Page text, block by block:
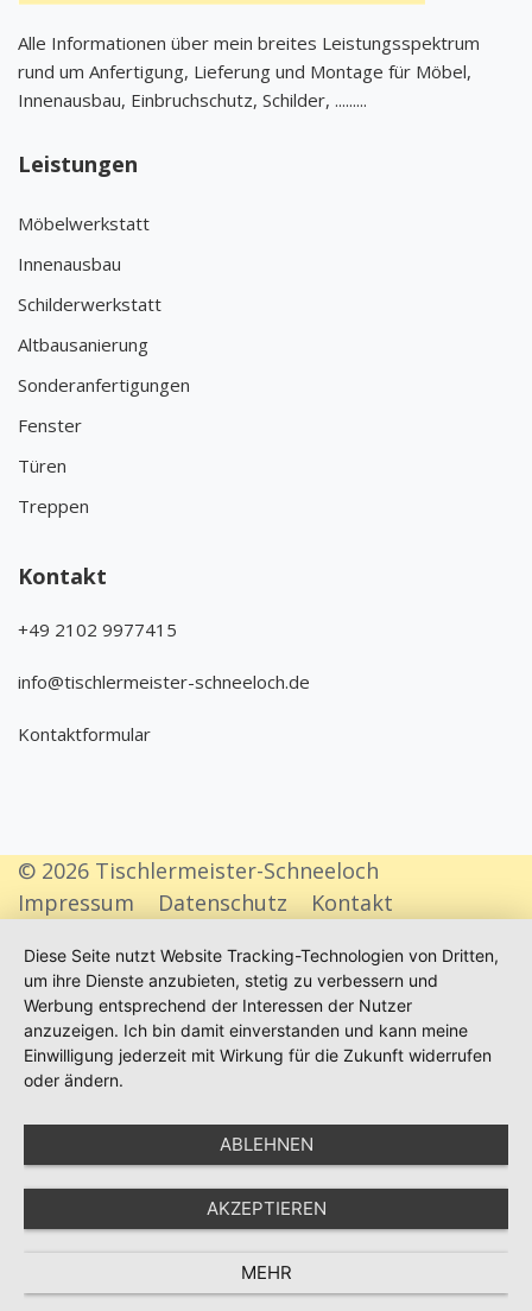
Alle Informationen über mein breites Leistungsspektrum
rund um Anfertigung, Lieferung und Montage für Möbel,
Innenausbau, Einbruchschutz, Schilder, .........
Leistungen
Möbelwerkstatt
Innenausbau
Schilderwerkstatt
Altbausanierung
Sonderanfertigungen
Fenster
Türen
Treppen
Kontakt
+49 2102 9977415
info@tischlermeister-schneeloch.de
Kontaktformular
© 2026 Tischlermeister-Schneeloch
Impressum
Datenschutz Kontakt
Diese Seite nutzt Website Tracking-Technologien von Dritten,
um ihre Dienste anzubieten, stetig zu verbessern und
Werbung entsprechend der Interessen der Nutzer
anzuzeigen. Ich bin damit einverstanden und kann meine
Einwilligung jederzeit mit Wirkung für die Zukunft widerrufen
oder ändern.
ABLEHNEN
AKZEPTIEREN
MEHR